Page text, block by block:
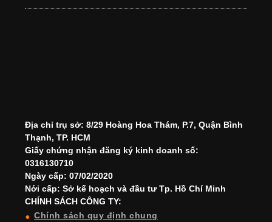
Địa chỉ trụ sở: 8/29 Hoàng Hoa Thám, P.7, Quận Bình
Thạnh, TP. HCM
Giấy chứng nhận đăng ký kinh doanh số:
0316130710
Ngày cấp: 07/02/2020
Nới cấp: Sở kế hoạch và đầu tư Tp. Hồ Chí Minh
CHÍNH SÁCH CÔNG TY:
Chính sách quy định chung